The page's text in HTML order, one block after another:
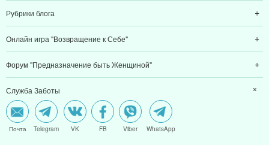
Рубрики блога
Онлайн игра "Возвращение к Себе"
Форум "Предназначение быть Женщиной"
Служба Заботы
Почта Telegram VK FB Viber WhatsApp